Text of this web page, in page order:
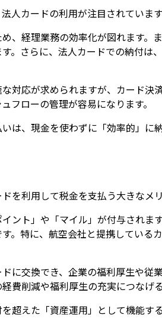
人カードの利用が注目されています
、経理業務の効率化が図れます
。さらに、法人カードでの納付は
対応が求められますが、カード
フローの管理が容易になります。
は、現金を使わずに「効率的」に
を利用して税金を支払う大きなメ
ント」や「マイル」が付与されま
。特に、航空会社と提携してい
に交換でき、企業の福利厚生や
費削減や福利厚生の充実につなげ
超えた「資産運用」として機能する